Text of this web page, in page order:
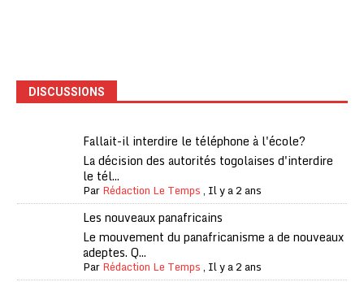
DISCUSSIONS
Fallait-il interdire le téléphone à l'école?
La décision des autorités togolaises d'interdire
le tél...
ParRédaction Le Temps, Il y a 2 ans
Les nouveaux panafricains
Le mouvement du panafricanisme a de nouveaux
adeptes. Q...
ParRédaction Le Temps, Il y a 2 ans